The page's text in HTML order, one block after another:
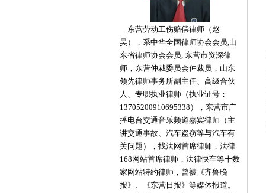
东营劳动工伤赔偿律师（赵
昊），系中华全国律师协会会员,山
东省律师协会会员, 东营市资深律
师，东营仲裁委员会仲裁员，山东
领先律师事务所副主任、高级合伙
人、专职执业律师（执业证号：
13705200910695338），东营市广
播电台交通音乐频道嘉宾律师（主
讲交通事故、汽车盗窃等与汽车有
关问题），找法网首席律师，法律
168网站首席律师，法律快车等十数
家网站特约律师，曾被《齐鲁晚
报》、《东营日报》等媒体报道。